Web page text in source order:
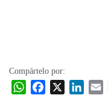
Compártelo por:
W